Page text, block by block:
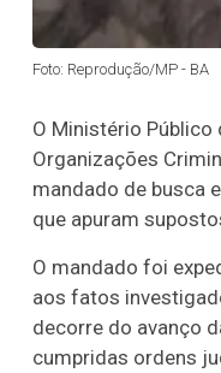
Foto: Reprodução/MP - BA
O Ministério Público
Organizações
mandado de busca
que apuram
O mandado foi
aos fatos
decorre do avanço
cumpridas ordens